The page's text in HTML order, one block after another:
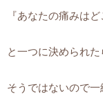
『あなたの痛みはど
と一つに決められた
そうではないので